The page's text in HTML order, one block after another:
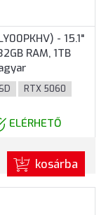
- 15.1"
RAM, 1TB
év garancia,
RTX 5060
ELÉRHETŐ
kosárba